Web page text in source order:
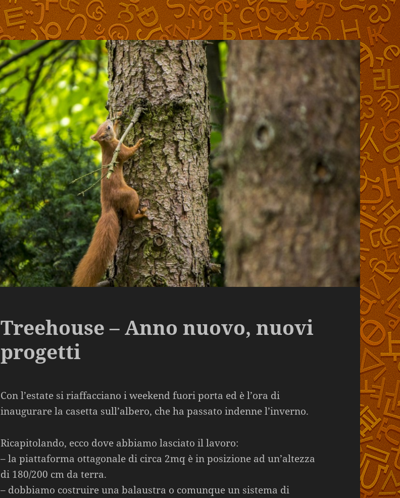
Treehouse – Anno nuovo, nuovi
progetti
Con l’estate si riaffacciano i weekend fuori porta ed è l’ora di
inaugurare la casetta sull’albero, che ha passato indenne l’inverno.
Ricapitolando, ecco dove abbiamo lasciato il lavoro:
– la piattaforma ottagonale di circa 2mq è in posizione ad un’altezza
di 180/200 cm da terra.
– dobbiamo costruire una balaustra o comunque un sistema di